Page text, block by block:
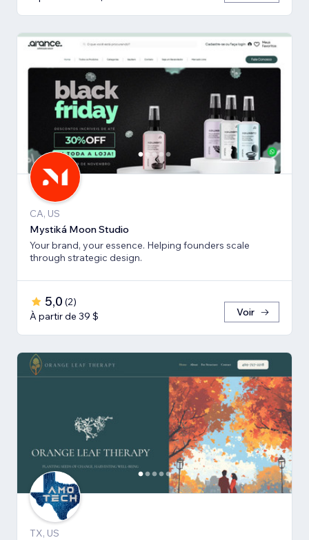
CA, US
Mystiká Moon Studio
Your brand, your essence. Helping founders scale
through strategic design.
5,0 (2)
À partir de 39 $
Voir
TX, US